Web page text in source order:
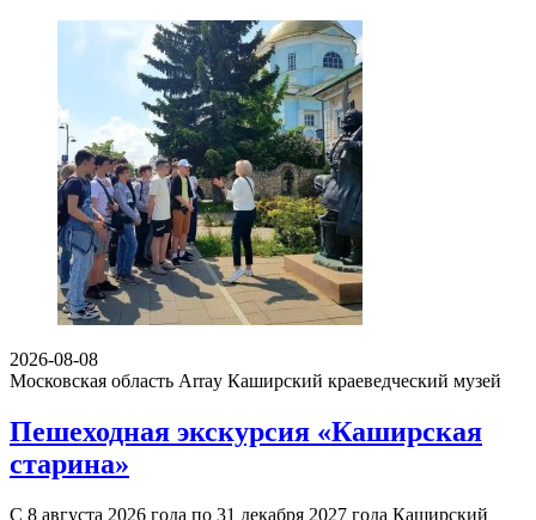
2026-08-08
Московская область Array Каширский краеведческий музей
Пешеходная экскурсия «Каширская
старина»
С 8 августа 2026 года по 31 декабря 2027 года Каширский